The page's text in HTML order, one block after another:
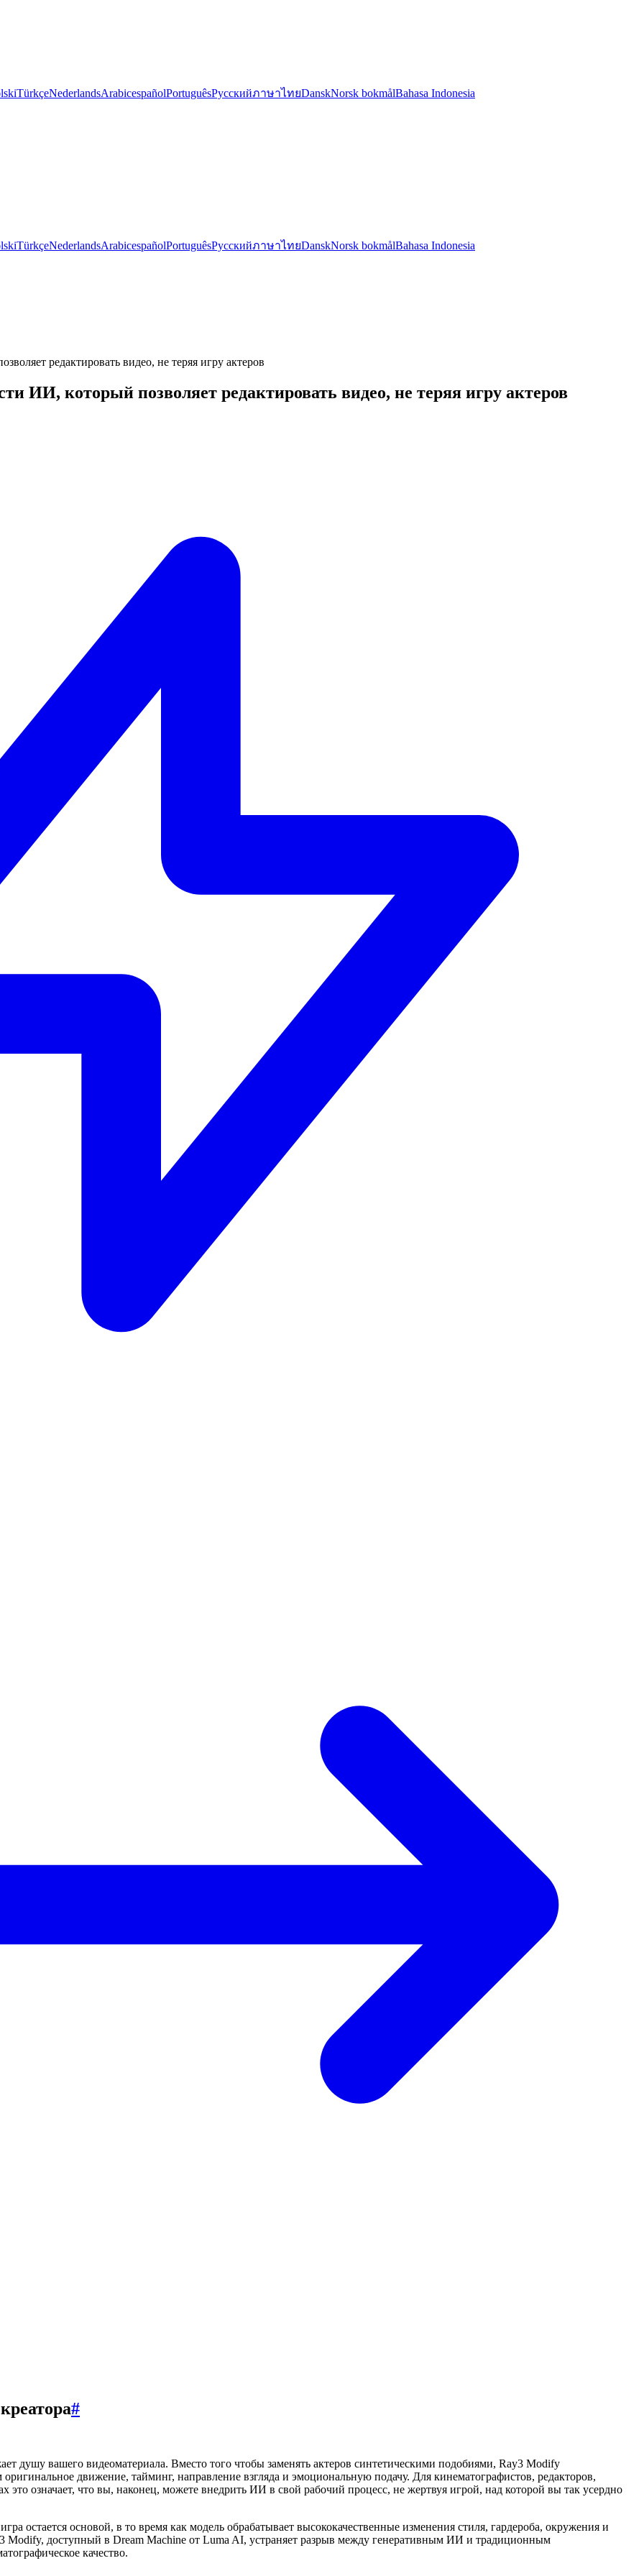
TürkçeNederlandsArabicespañolPortuguêsРусскийภาษาไทยDanskNorsk bokmålBahasa Indonesia
TürkçeNederlandsArabicespañolPortuguêsРусскийภาษาไทยDanskNorsk bokmålBahasa Indonesia
редактировать видео, не теряя игру актеров
ИИ, который позволяет редактировать видео, не теряя игру актеров
#
душу вашего видеоматериала. Вместо того чтобы заменять актеров синтетическими подобиями, Ray3 Modify
движение, тайминг, направление взгляда и эмоциональную подачу. Для кинематографистов, редакторов,
это означает, что вы, наконец, можете внедрить ИИ в свой рабочий процесс, не жертвуя игрой, над которой вы так усердно
остается основой, в то время как модель обрабатывает высококачественные изменения стиля, гардероба, окружения и
Modify, доступный в Dream Machine от Luma AI, устраняет разрыв между генеративным ИИ и традиционным
качество.